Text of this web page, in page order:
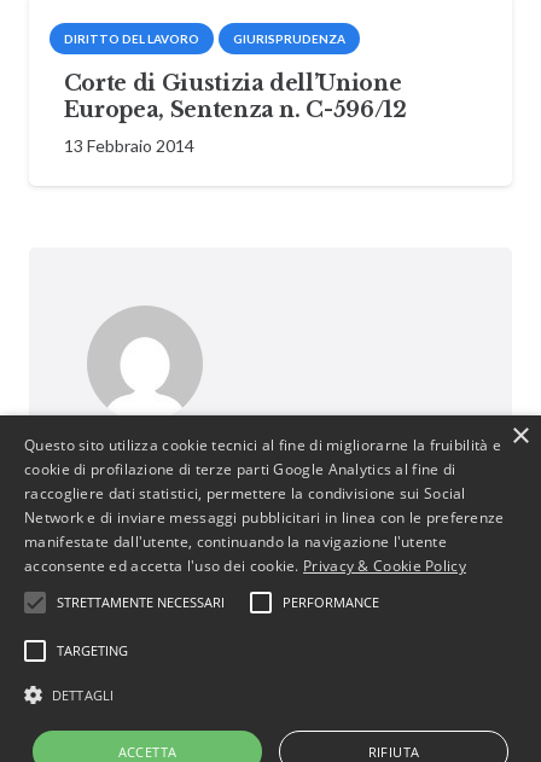
DIRITTO DEL LAVORO GIURISPRUDENZA
Corte di Giustizia dell’Unione
Europea, Sentenza n. C-596/12
13 Febbraio 2014
BusinessJus
487 post
http://www.businessjus.com
Il mondo del Diritto cambia. È un mondo in
continua evoluzione poiché segue le
evoluzioni del suo principale artefice: l’uomo.
commerciale cambia con le evoluzioni
dell’uomo e dell’economia attraverso
concepire strumenti che rendano più
×
Questo sito utilizza cookie tecnici al fine di migliorarne la fruibilità e
cookie di profilazione di terze parti Google Analytics al fine di
raccogliere dati statistici, permettere la condivisione sui Social
Network e di inviare messaggi pubblicitari in linea con le preferenze
manifestate dall'utente, continuando la navigazione l'utente
acconsente ed accetta l'uso dei cookie. Privacy & Cookie Policy
STRETTAMENTE NECESSARI PERFORMANCE
TARGETING
DETTAGLI
ACCETTA RIFIUTA